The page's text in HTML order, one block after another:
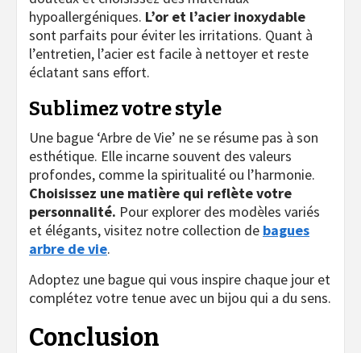
hypoallergéniques. L’or et l’acier inoxydable
sont parfaits pour éviter les irritations. Quant à
l’entretien, l’acier est facile à nettoyer et reste
éclatant sans effort.
Sublimez votre style
Une bague ‘Arbre de Vie’ ne se résume pas à son
esthétique. Elle incarne souvent des valeurs
profondes, comme la spiritualité ou l’harmonie.
Choisissez une matière qui reflète votre
personnalité. Pour explorer des modèles variés
et élégants, visitez notre collection de bagues
arbre de vie.
Adoptez une bague qui vous inspire chaque jour et
complétez votre tenue avec un bijou qui a du sens.
Conclusion